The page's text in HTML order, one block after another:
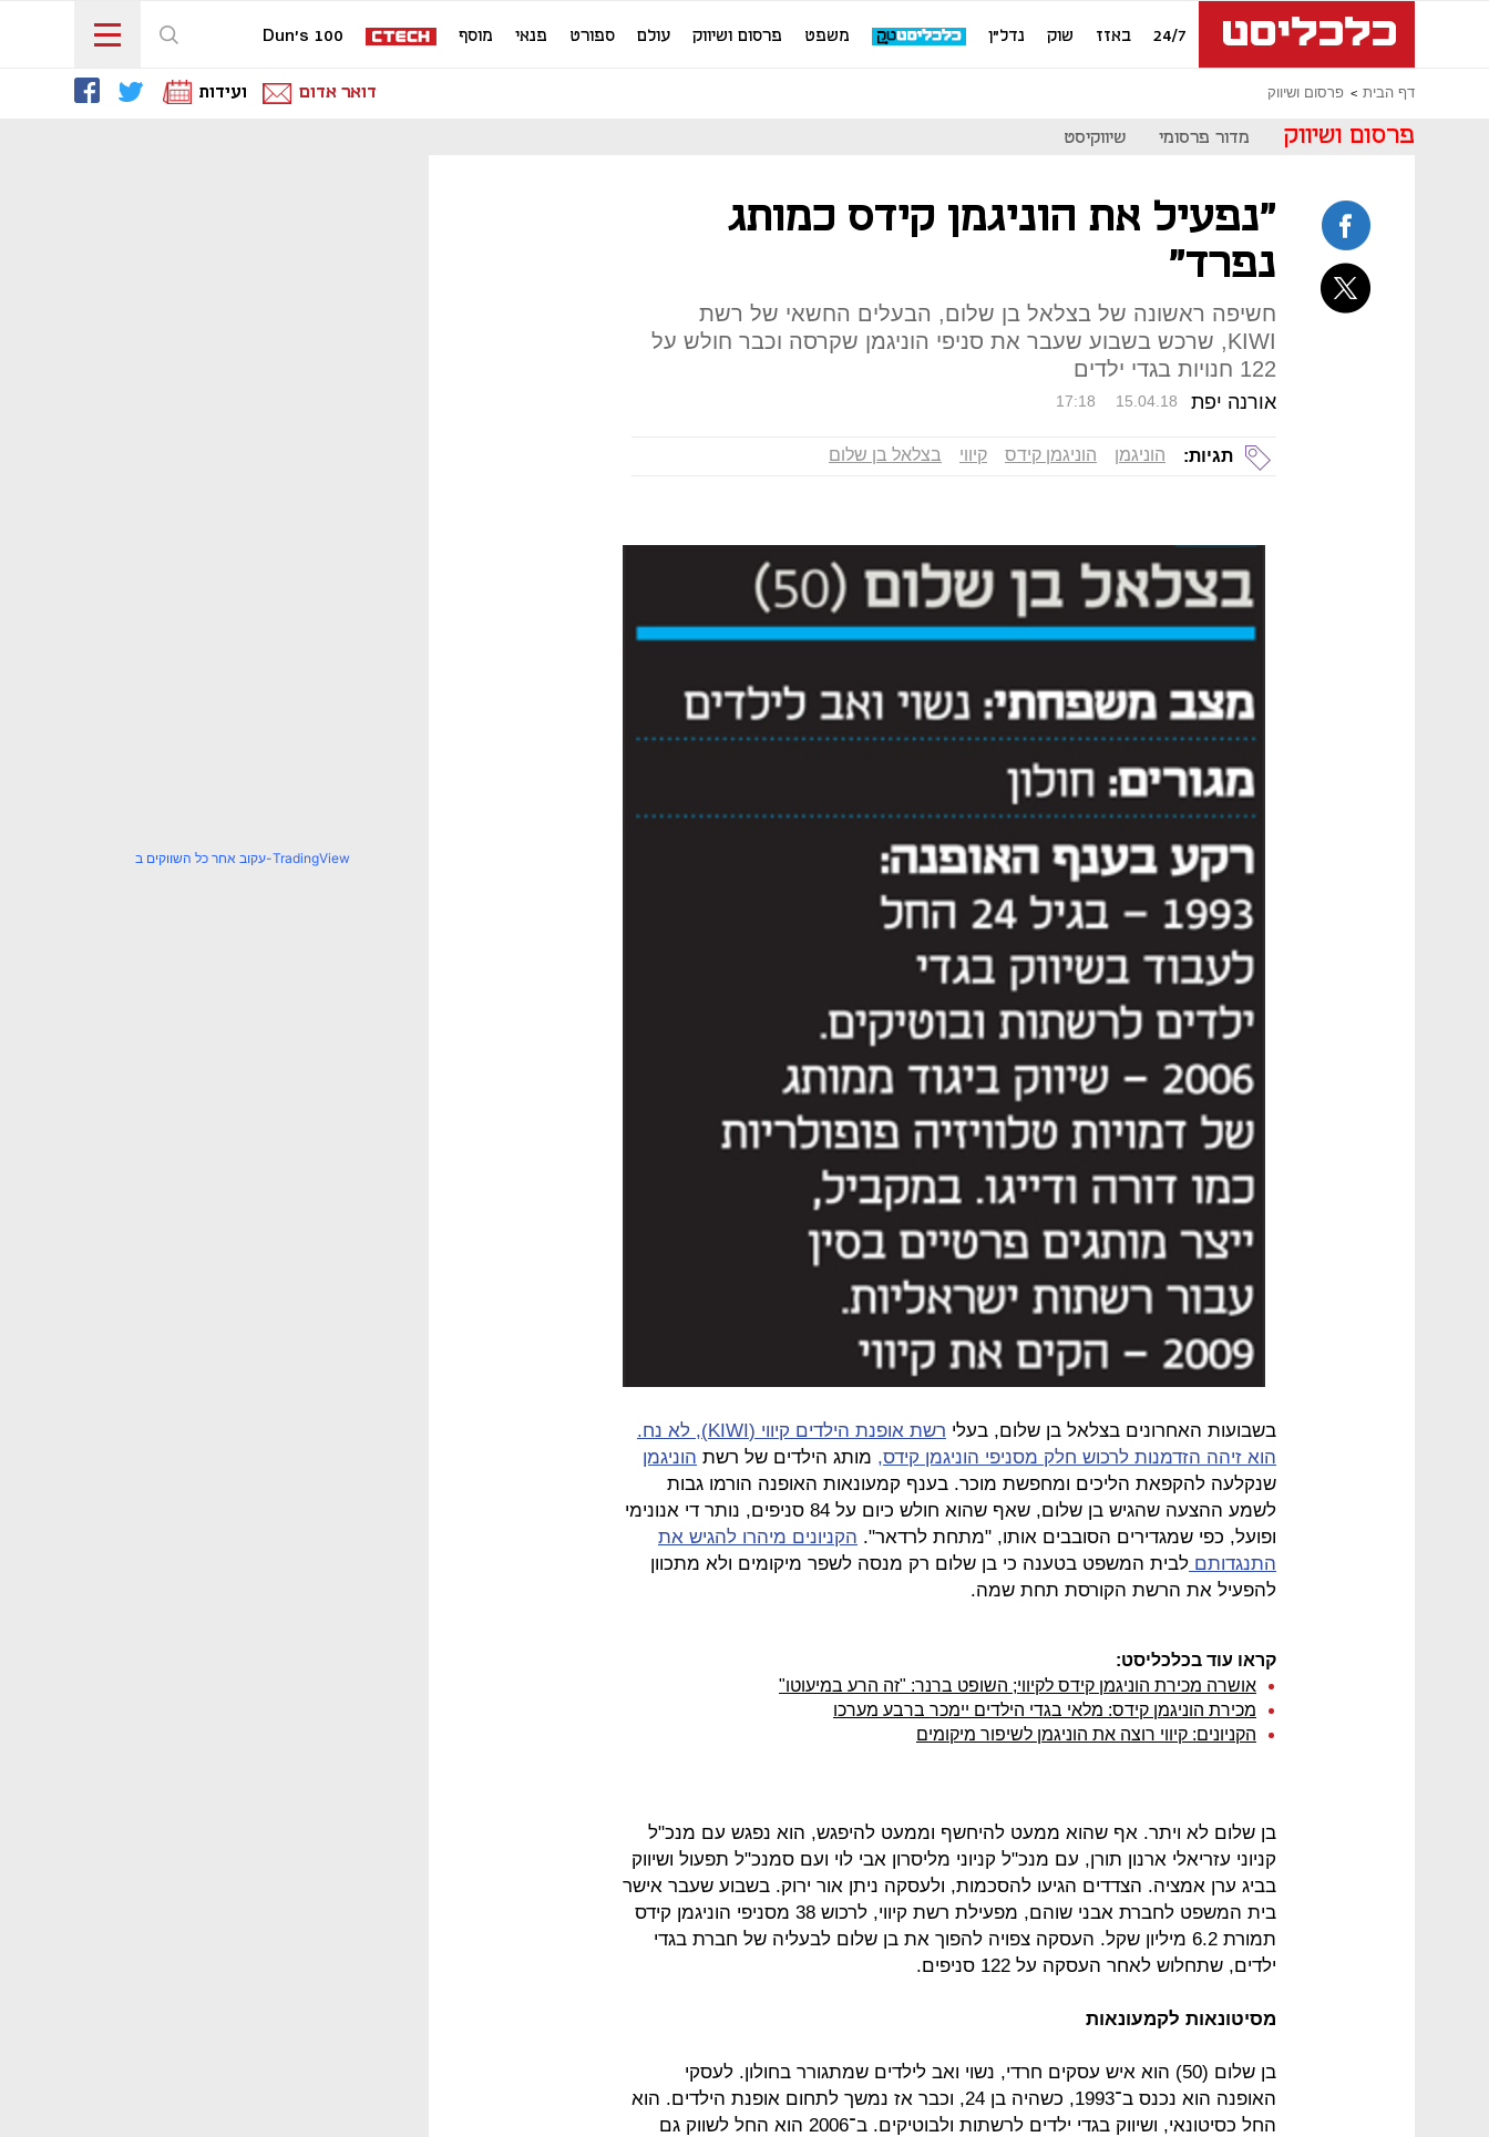
24/7 באזז שוק נדל"ן משפט פרסום ושיווק עולם ספורט פנאי מוסף Dun's 100
דף הבית פרסום ושיווק דואר אדום ועידות
פרסום ושיווק מדור פרסומי שיווקיסט
"נפעיל את הוניגמן קידס כמותג
נפרד"
חשיפה ראשונה של בצלאל בן שלום, הבעלים החשאי של רשת
KIWI, שרכש בשבוע שעבר את סניפי הוניגמן שקרסה וכבר חולש על
122 חנויות בגדי ילדים
אורנה יפת 17:18 15.04.18
תגיות: הוניגמן הוניגמן קידס קיווי בצלאל בן שלום
בשבועות האחרונים בצלאל בן שלום, בעלי
רשת אופנת הילדים קיווי (KIWI), לא נח.
הוא זיהה הזדמנות לרכוש חלק מסניפי הוניגמן קידס, מותג הילדים של רשת הוניגמן
שנקלעה להקפאת הליכים ומחפשת מוכר. בענף קמעונאות האופנה הורמו גבות
לשמע ההצעה שהגיש בן שלום, שאף שהוא חולש כיום על 84 סניפים, נותר די אנונימי
ופועל, כפי שמגדירים הסובבים אותו, "מתחת לרדאר". הקניונים מיהרו להגיש את
התנגדותם לבית המשפט בטענה כי בן שלום רק מנסה לשפר מיקומים ולא מתכוון
להפעיל את הרשת הקורסת תחת שמה.
קראו עוד בכלכליסט:
אושרה מכירת הוניגמן קידס לקיווי; השופט ברנר: "זה הרע במיעוטו"
מכירת הוניגמן קידס: מלאי בגדי הילדים יימכר ברבע מערכו
הקניונים: קיווי רוצה את הוניגמן לשיפור מיקומים
בן שלום לא ויתר. אף שהוא ממעט להיחשף וממעט להיפגש, הוא נפגש עם מנכ"ל
קניוני עזריאלי ארנון תורן, עם מנכ"ל קניוני מליסרון אבי לוי ועם סמנכ"ל תפעול ושיווק
בביג ערן אמציה. הצדדים הגיעו להסכמות, ולעסקה ניתן אור ירוק. בשבוע שעבר אישר
בית המשפט לחברת אבני שוהם, מפעילת רשת קיווי, לרכוש 38 מסניפי הוניגמן קידס
תמורת 6.2 מיליון שקל. העסקה צפויה להפוך את בן שלום לבעליה של חברת בגדי
ילדים, שתחלוש לאחר העסקה על 122 סניפים.
מסיטונאות לקמעונאות
בן שלום (50) הוא איש עסקים חרדי, נשוי ואב לילדים שמתגורר בחולון. לעסקי
האופנה הוא נכנס ב־1993, כשהיה בן 24, וכבר אז נמשך לתחום אופנת הילדים. הוא
החל כסיטונאי, ושיווק בגדי ילדים לרשתות ולבוטיקים. ב־2006 הוא החל לשווק גם
עקוב אחר כל השווקים ב-TradingView